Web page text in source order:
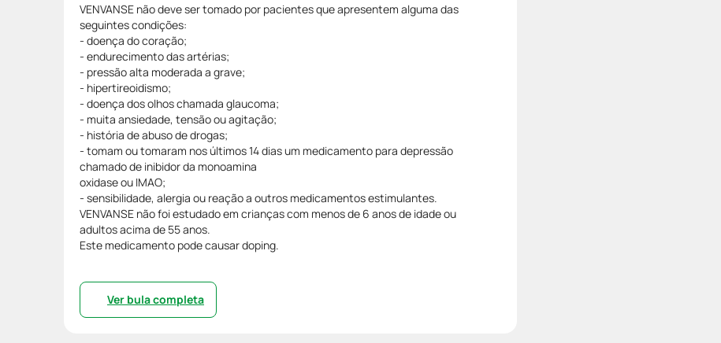
VENVANSE não deve ser tomado por pacientes que apresentem alguma das
seguintes condições:
- doença do coração;
- endurecimento das artérias;
- pressão alta moderada a grave;
- hipertireoidismo;
- doença dos olhos chamada glaucoma;
- muita ansiedade, tensão ou agitação;
- história de abuso de drogas;
- tomam ou tomaram nos últimos 14 dias um medicamento para depressão
chamado de inibidor da monoamina
oxidase ou IMAO;
- sensibilidade, alergia ou reação a outros medicamentos estimulantes.
VENVANSE não foi estudado em crianças com menos de 6 anos de idade ou
adultos acima de 55 anos.
Este medicamento pode causar doping.
Ver bula completa